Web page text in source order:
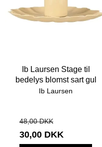
Ib Laursen Stage til
bedelys blomst sart gul
Ib Laursen
48,00 DKK
30,00 DKK